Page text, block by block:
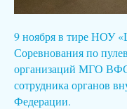
9 ноября в тире НОУ
Соревнования по
организаций МГО
сотрудника органов
Федерации.